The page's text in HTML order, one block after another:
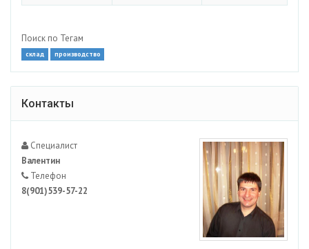
Поиск по Тегам
склад производство
Контакты
Специалист
Валентин
Телефон
8(901)539-57-22